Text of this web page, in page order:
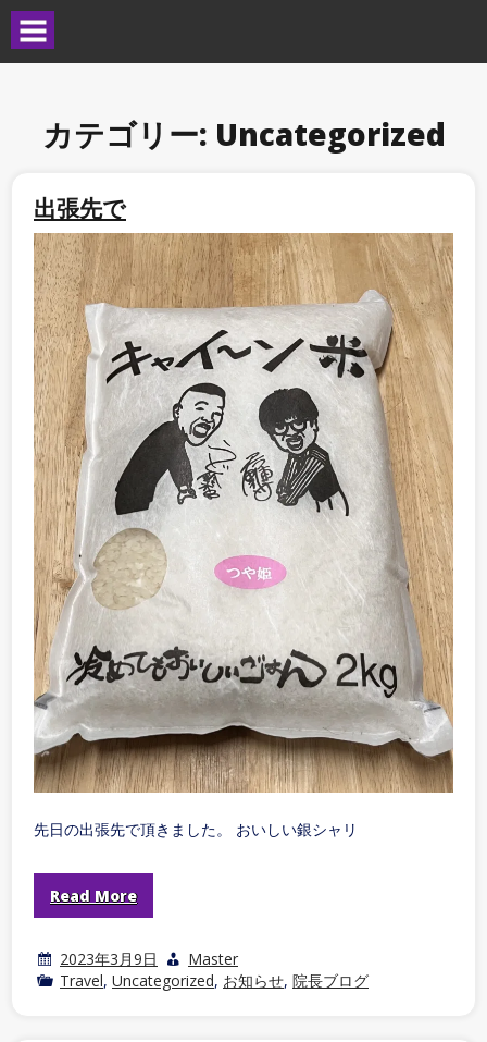
カテゴリー: Uncategorized
出張先で
先日の出張先で頂きました。 おいしい銀シャリ
Read More
2023年3月9日
Master
Travel, Uncategorized, お知らせ, 院長ブログ